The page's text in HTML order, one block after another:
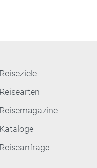
Reiseziele
Reisearten
Reisemagazine
Kataloge
Reiseanfrage